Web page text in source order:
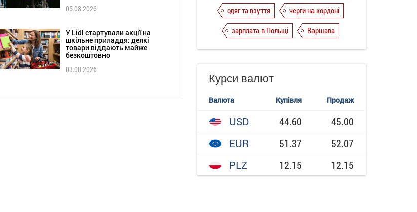
05.08.2026
У Lidl стартували акції на
шкільне приладдя: деякі
товари віддають майже
безкоштовно
03.08.2026
одяг та взуття
черги на кордоні
зарплата в Польщі
Варшава
Курси валют
Валюта Купівля Продаж
USD 44.60
45.00
EUR
51.37
52.07
PLZ
12.15 12.15